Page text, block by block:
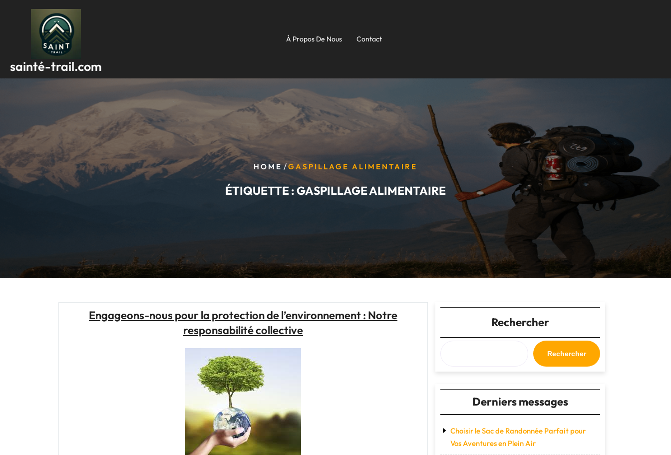
sainté-trail.com
À Propos De Nous Contact
HOME/GASPILLAGE ALIMENTAIRE
ÉTIQUETTE :GASPILLAGE ALIMENTAIRE
Engageons-nous pour la protection de l’environnement : Notre
responsabilité collective
Rechercher
Rechercher
Derniers messages
Choisir le Sac de Randonnée Parfait pour
Vos Aventures en Plein Air